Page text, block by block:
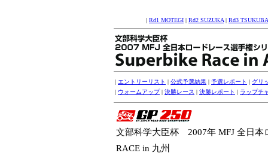
| Rd1 MOTEGI | Rd2 SUZUKA | Rd3 TSUKUBA
| エントリーリスト | 公式予選結果 | 予選レポート | グリ
| ウォームアップ| 決勝レース | 決勝レポート | ラップチ
文部科学大臣杯 2007年 MFJ 全日本
RACE in 九州